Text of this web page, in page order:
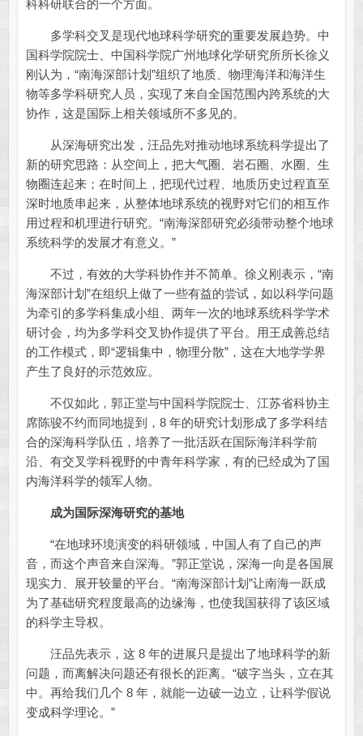
科科研联合的一个方面。
多学科交叉是现代地球科学研究的重要发展趋势。中
国科学院院士、中国科学院广州地球化学研究所所长徐义
刚认为，“南海深部计划”组织了地质、物理海洋和海洋生
物等多学科研究人员，实现了来自全国范围内跨系统的大
协作，这是国际上相关领域所不多见的。
从深海研究出发，汪品先对推动地球系统科学提出了
新的研究思路：从空间上，把大气圈、岩石圈、水圈、生
物圈连起来；在时间上，把现代过程、地质历史过程直至
深时地质串起来，从整体地球系统的视野对它们的相互作
用过程和机理进行研究。“南海深部研究必须带动整个地球
系统科学的发展才有意义。”
不过，有效的大学科协作并不简单。徐义刚表示，“南
海深部计划”在组织上做了一些有益的尝试，如以科学问题
为牵引的多学科集成小组、两年一次的地球系统科学学术
研讨会，均为多学科交叉协作提供了平台。用王成善总结
的工作模式，即“逻辑集中，物理分散”，这在大地学学界
产生了良好的示范效应。
不仅如此，郭正堂与中国科学院院士、江苏省科协主
席陈骏不约而同地提到，8 年的研究计划形成了多学科结
合的深海科学队伍，培养了一批活跃在国际海洋科学前
沿、有交叉学科视野的中青年科学家，有的已经成为了国
内海洋科学的领军人物。
成为国际深海研究的基地
“在地球环境演变的科研领域，中国人有了自己的声
音，而这个声音来自深海。”郭正堂说，深海一向是各国展
现实力、展开较量的平台。“南海深部计划”让南海一跃成
为了基础研究程度最高的边缘海，也使我国获得了该区域
的科学主导权。
汪品先表示，这 8 年的进展只是提出了地球科学的新
问题，而离解决问题还有很长的距离。“破字当头，立在其
中。再给我们几个 8 年，就能一边破一边立，让科学假说
变成科学理论。”